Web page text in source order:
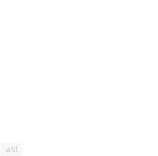
إزاى